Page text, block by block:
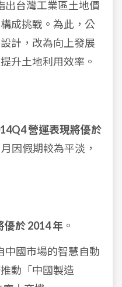
出台灣工業區土地價
成挑戰。為此，公
計，改為向上發展
升土地利用效率。
營運表現將優於
因假期較為平淡，
優於 2014 年 。
中國市場的智慧自動
動「中國製造